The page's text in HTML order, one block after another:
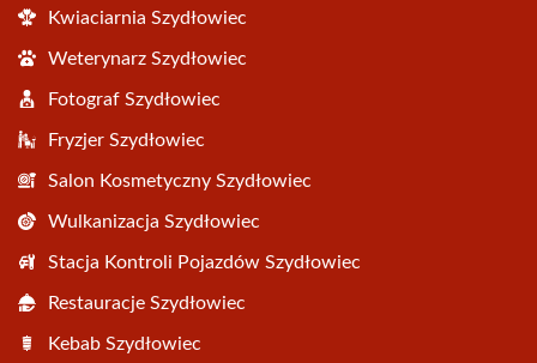
Kwiaciarnia Szydłowiec
Weterynarz Szydłowiec
Fotograf Szydłowiec
Fryzjer Szydłowiec
Salon Kosmetyczny Szydłowiec
Wulkanizacja Szydłowiec
Stacja Kontroli Pojazdów Szydłowiec
Restauracje Szydłowiec
Kebab Szydłowiec